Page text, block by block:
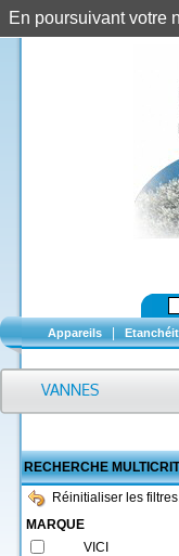
Appareils
RECHERCHE
Réinitialiser les
MARQUE
VICI
En poursuivant